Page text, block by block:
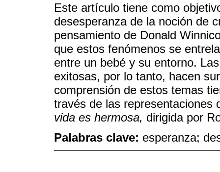
Este artículo tiene como
desesperanza de la noción de
pensamiento de Donald
que estos fenómenos se
entre un bebé y su entorno.
exitosas, por lo tanto, hacen
comprensión de estos temas
través de las
vida es hermosa, dirigida por
Palabras clave: esperanza;